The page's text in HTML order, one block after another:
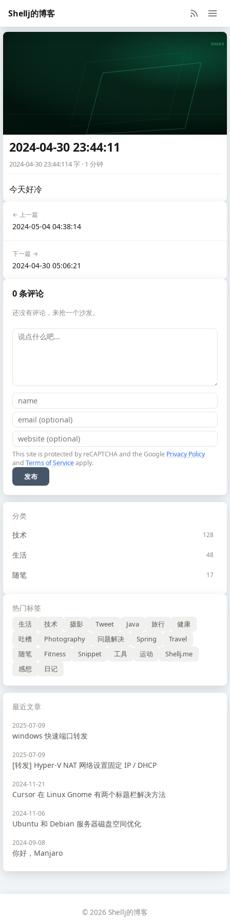
Shellj的博客
分类
技术
128
生活 48
随笔 17
热门标签
生活 技术 摄影 Tweet Java 旅行
健康
吐槽
Photography 问题解决 Spring
Travel
随笔
Fitness Snippet 工具 运动
Shellj.me
感想
日记
SHUGO
2024-04-30 23:44:11
2024-04-30 23:44:114 字 · 1 分钟
今天好冷
← 上一篇
2024-05-04 04:38:14
下一篇 →
2024-04-30 05:06:21
0 条评论
还没有评论，来抢一个沙发。
This site is protected by reCAPTCHA and the Google Privacy Policy
and Terms of Serviceapply.
发布
最近文章
2025-07-09
windows 快速端口转发
2025-07-09
[转发] Hyper-V NAT 网络设置固定 IP / DHCP
2024-11-21
Cursor 在 Linux Gnome 有两个标题栏解决方法
2024-11-06
Ubuntu 和 Debian 服务器磁盘空间优化
2024-09-08
你好，Manjaro
© 2026 Shellj的博客